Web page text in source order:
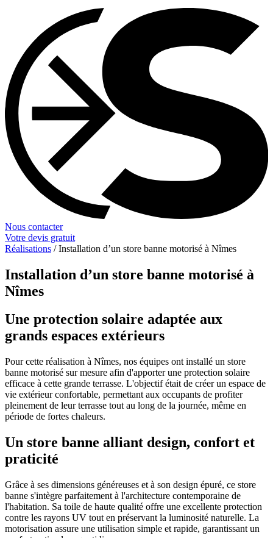
Nous contacter
Votre devis gratuit
Réalisations / Installation d’un store banne motorisé à Nîmes
Installation d’un store banne motorisé à
Nîmes
Une protection solaire adaptée aux
grands espaces extérieurs
Pour cette réalisation à Nîmes, nos équipes ont installé un store
banne motorisé sur mesure afin d'apporter une protection solaire
efficace à cette grande terrasse. L'objectif était de créer un espace de
vie extérieur confortable, permettant aux occupants de profiter
pleinement de leur terrasse tout au long de la journée, même en
période de fortes chaleurs.
Un store banne alliant design, confort et
praticité
Grâce à ses dimensions généreuses et à son design épuré, ce store
banne s'intègre parfaitement à l'architecture contemporaine de
l'habitation. Sa toile de haute qualité offre une excellente protection
contre les rayons UV tout en préservant la luminosité naturelle. La
motorisation assure une utilisation simple et rapide, garantissant un